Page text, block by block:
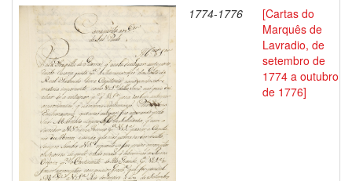
1774-1776
[Cartas do
Marquês de
Lavradio, de
setembro de
1774 a outubro
de 1776]